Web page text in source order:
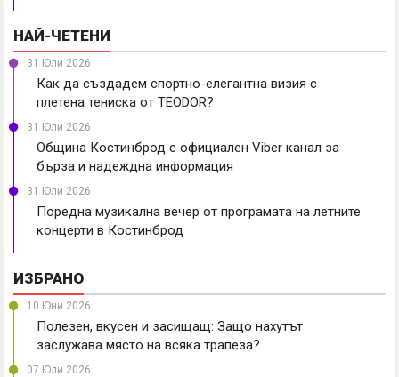
НАЙ-ЧЕТЕНИ
31 Юли 2026
Как да създадем спортно-елегантна визия с
плетена тениска от TEODOR?
31 Юли 2026
Община Костинброд с официален Viber канал за
бърза и надеждна информация
31 Юли 2026
Поредна музикална вечер от програмата на летните
концерти в Костинброд
ИЗБРАНО
10 Юни 2026
Полезен, вкусен и засищащ: Защо нахутът
заслужава място на всяка трапеза?
07 Юли 2026